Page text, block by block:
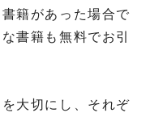
籍があった場合で
書籍も無料でお引
大切にし、それぞ